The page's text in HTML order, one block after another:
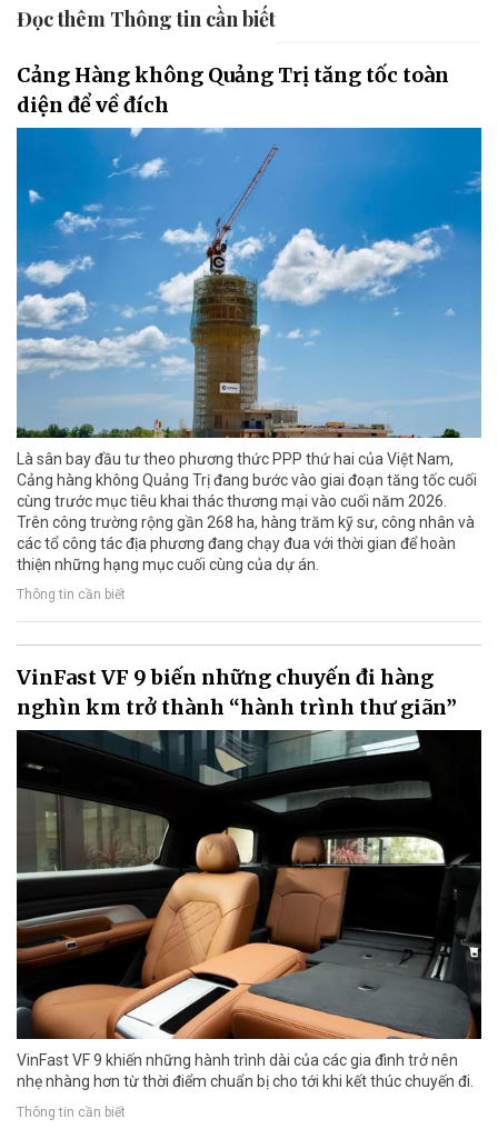
Đọc thêm Thông tin cần biết
Cảng Hàng không Quảng Trị tăng tốc toàn
diện để về đích
Là sân bay đầu tư theo phương thức PPP thứ hai của Việt Nam,
Cảng hàng không Quảng Trị đang bước vào giai đoạn tăng tốc cuối
cùng trước mục tiêu khai thác thương mại vào cuối năm 2026.
Trên công trường rộng gần 268 ha, hàng trăm kỹ sư, công nhân và
các tổ công tác địa phương đang chạy đua với thời gian để hoàn
thiện những hạng mục cuối cùng của dự án.
Thông tin cần biết
VinFast VF 9 biến những chuyến đi hàng
nghìn km trở thành “hành trình thư giãn”
VinFast VF 9 khiến những hành trình dài của các gia đình trở nên
nhẹ nhàng hơn từ thời điểm chuẩn bị cho tới khi kết thúc chuyến đi.
Thông tin cần biết